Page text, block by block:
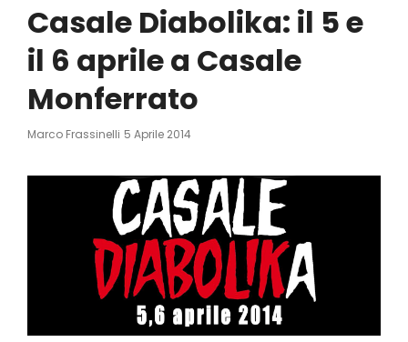
Casale Diabolika: il 5 e
il 6 aprile a Casale
Monferrato
Marco Frassinelli Posted
5 Aprile 2014